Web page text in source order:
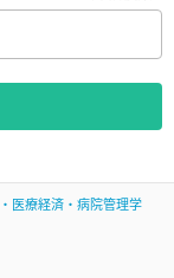
医療経済・病院管理学